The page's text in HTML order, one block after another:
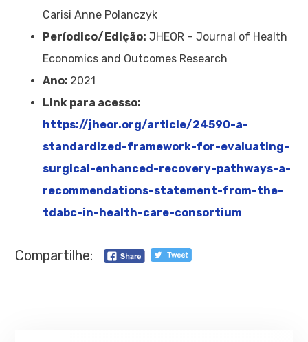
Carisi Anne Polanczyk
Períodico/Edição: JHEOR – Journal of Health
Economics and Outcomes Research
Ano: 2021
Link para acesso:
https://jheor.org/article/24590-a-
standardized-framework-for-evaluating-
surgical-enhanced-recovery-pathways-a-
recommendations-statement-from-the-
tdabc-in-health-care-consortium
Compartilhe: